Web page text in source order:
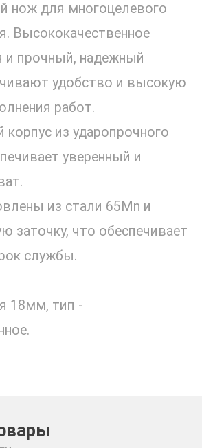
нож для многоцелевого
Высококачественное
и прочный, надежный
удобство и высокую
работ.
из ударопрочного
уверенный и
из стали 65Mn и
заточку, что обеспечивает
службы.
18мм, тип -